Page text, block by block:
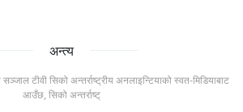
अन्त्य
टीवी सिको अन्तर्राष्ट्रीय अनलाइन्टियाको स्वत-मिडियाबाट
आउँछ, सिको अन्तर्राष्ट्